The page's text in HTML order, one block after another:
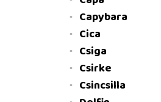
Capybara
Cica
Csiga
Csirke
Csincsilla